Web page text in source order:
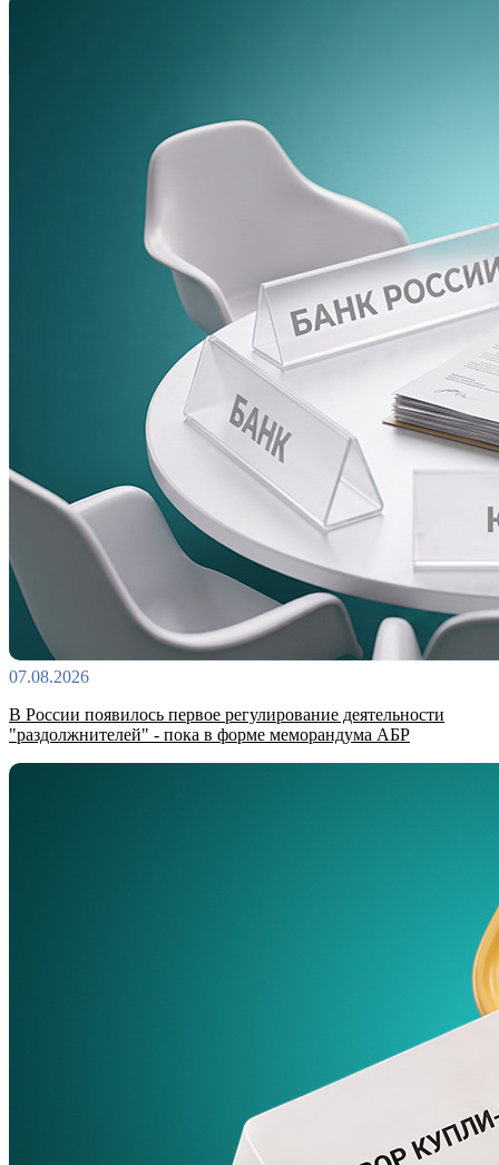
07.08.2026
В России появилось первое регулирование деятельности
"раздолжнителей" - пока в форме меморандума АБР